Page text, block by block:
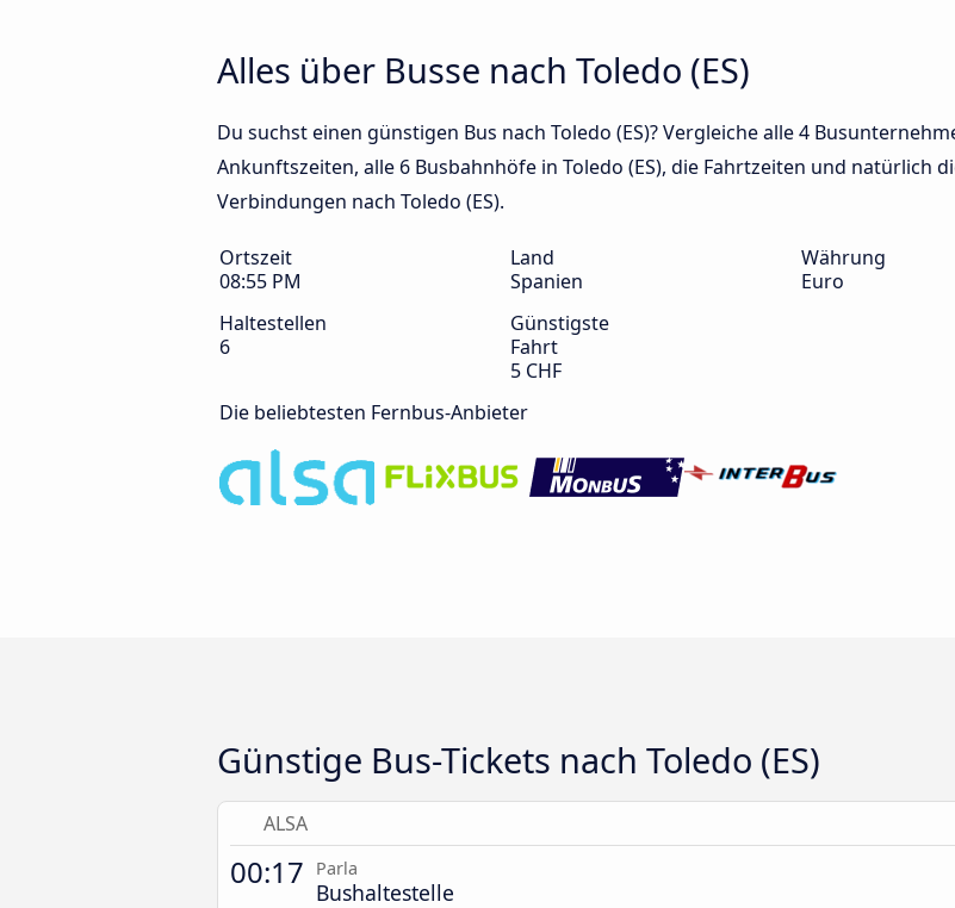
Alles über Busse nach Toledo (ES)
Du suchst einen günstigen Bus nach Toledo (ES)? Vergleiche alle 4
Ankunftszeiten, alle 6 Busbahnhöfe in Toledo (ES), die Fahrtzeiten und natürlich
Verbindungen nach Toledo (ES).
Ortszeit
08:55 PM
Land
Spanien
Währung
Euro
Haltestellen
6
Günstigste
Fahrt
5 CHF
Die beliebtesten Fernbus-Anbieter
Günstige Bus-Tickets nach Toledo (ES)
ALSA
00:17 Parla
Bushaltestelle